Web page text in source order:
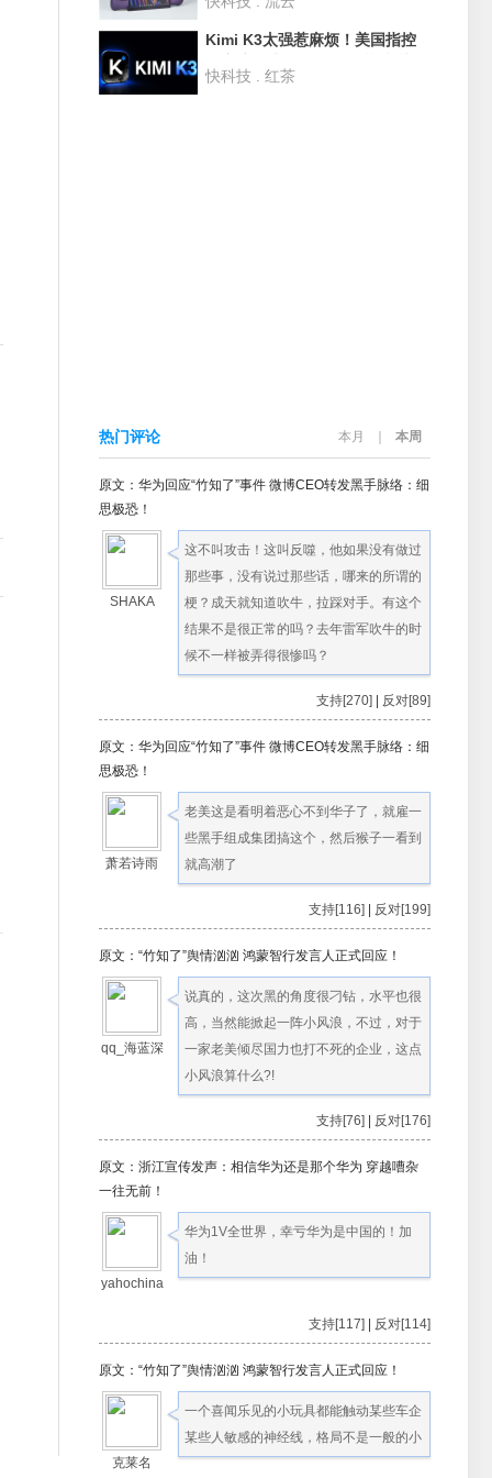
度评测：性能狂甩AMD 42% 续
航2倍于任天堂Switch
Kimi K3太强惹麻烦！美国指控
快科技 . 红茶
热门评论 本月 本周
原文：华为回应“竹知了”事件 微博CEO转发黑手脉络：细
思极恐！
SHAKA
这不叫攻击！这叫反噬，他如果没有做过
那些事，没有说过那些话，哪来的所谓的
梗？成天就知道吹牛，拉踩对手。有这个
结果不是很正常的吗？去年雷军吹牛的时
候不一样被弄得很惨吗？
支持[270] 反对[89]
原文：华为回应“竹知了”事件 微博CEO转发黑手脉络：细
思极恐！
萧若诗雨
老美这是看明着恶心不到华子了，就雇一
些黑手组成集团搞这个，然后猴子一看到
就高潮了
支持[116] 反对[199]
原文：“竹知了”舆情汹汹 鸿蒙智行发言人正式回应！
qq_海蓝深
说真的，这次黑的角度很刁钻，水平也很
高，当然能掀起一阵小风浪，不过，对于
一家老美倾尽国力也打不死的企业，这点
小风浪算什么?!
支持[76] 反对[176]
原文：浙江宣传发声：相信华为还是那个华为 穿越嘈杂
一往无前！
yahochina
华为1V全世界，幸亏华为是中国的！加
油！
支持[117] 反对[114]
原文：“竹知了”舆情汹汹 鸿蒙智行发言人正式回应！
克莱名
一个喜闻乐见的小玩具都能触动某些车企
某些人敏感的神经线，格局不是一般的小